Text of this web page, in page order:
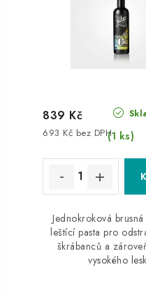
(1 ks)
693 Kč bez DPH
839 Kč
Jednokroková
leštící pasta pro
škrábanců a
vysokého